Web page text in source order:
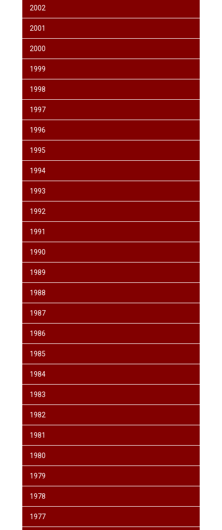
2002
2001
2000
1999
1998
1997
1996
1995
1994
1993
1992
1991
1990
1989
1988
1987
1986
1985
1984
1983
1982
1981
1980
1979
1978
1977